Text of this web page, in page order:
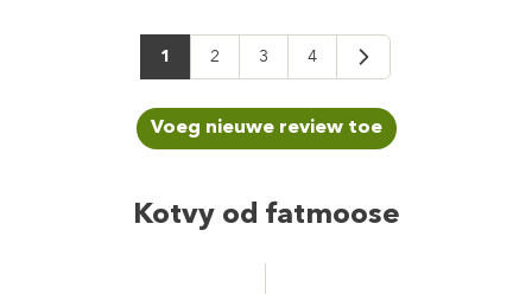
Stránka
1 Stránka
2 Stránka
3 Stránka
4
Voeg nieuwe review toe
Kotvy od fatmoose